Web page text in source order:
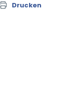
Drucken